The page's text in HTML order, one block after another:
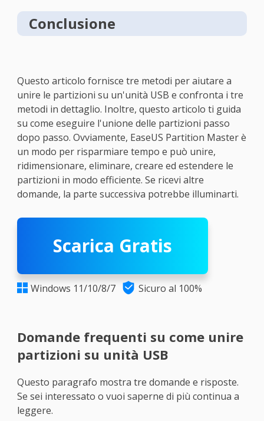
Conclusione
Questo articolo fornisce tre metodi per aiutare a
unire le partizioni su un'unità USB e confronta i tre
metodi in dettaglio. Inoltre, questo articolo ti guida
su come eseguire l'unione delle partizioni passo
dopo passo. Ovviamente, EaseUS Partition Master è
un modo per risparmiare tempo e può unire,
ridimensionare, eliminare, creare ed estendere le
partizioni in modo efficiente. Se ricevi altre
domande, la parte successiva potrebbe illuminarti.
Scarica Gratis
 Windows 11/10/8/7  Sicuro al 100%
Domande frequenti su come unire
partizioni su unità USB
Questo paragrafo mostra tre domande e risposte.
Se sei interessato o vuoi saperne di più continua a
leggere.